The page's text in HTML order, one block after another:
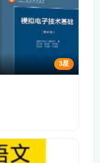
证据，使学生理
细菌实验的原理
以及基因的表达
合定律，包括遗
3星